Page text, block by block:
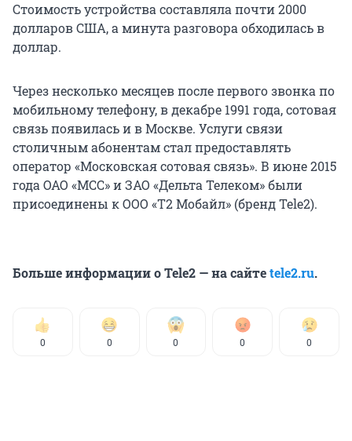
Стоимость устройства составляла почти 2000
долларов США, а минута разговора обходилась в
доллар.
Через несколько месяцев после первого звонка по
мобильному телефону, в декабре 1991 года, сотовая
связь появилась и в Москве. Услуги связи
столичным абонентам стал предоставлять
оператор «Московская сотовая связь». В июне 2015
года ОАО «МСС» и ЗАО «Дельта Телеком» были
присоединены к ООО «Т2 Мобайл» (бренд Tele2).
Больше информации о Tele2 — на сайтеtele2.ru.
0 0 0 0 0